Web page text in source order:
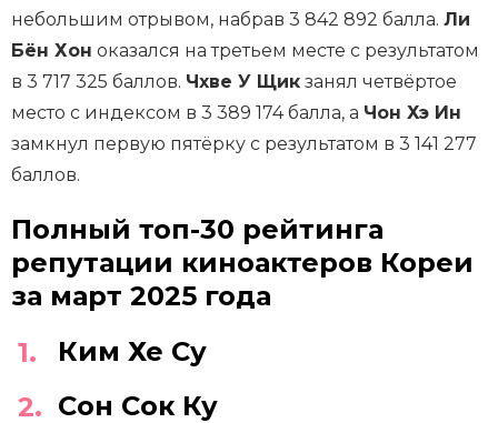
небольшим отрывом, набрав 3 842 892 балла. Ли
Бён Хон оказался на третьем месте с результатом
в 3 717 325 баллов. Чхве У Щик занял четвёртое
место с индексом в 3 389 174 балла, а Чон Хэ Ин
замкнул первую пятёрку с результатом в 3 141 277
баллов.
Полный топ-30 рейтинга
репутации киноактеров Кореи
за март 2025 года
Ким Хе Су
Сон Сок Ку